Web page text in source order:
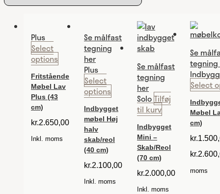
Plus
Select
options
Fritstående
Møbel Lav
Plus (43
cm)
kr.2.650,00
Inkl. moms
Se målfast
tegning
her
Plus
Select
options
Indbygget
møbel Høj
halv
skab/reol
(40 cm)
kr.2.100,00
Inkl. moms
Se målfast
tegning
her
Solo Tilføj
til kurv
Indbygget
Mini –
Skab/Reol
(70 cm)
kr.2.000,00
Inkl. moms
Se
tegning
Select
Møbel
cm)
kr.
kr.
moms